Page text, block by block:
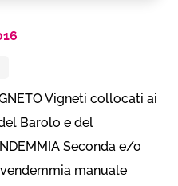
Vigneti collocati ai
Barolo e del
Seconda e/o
manuale